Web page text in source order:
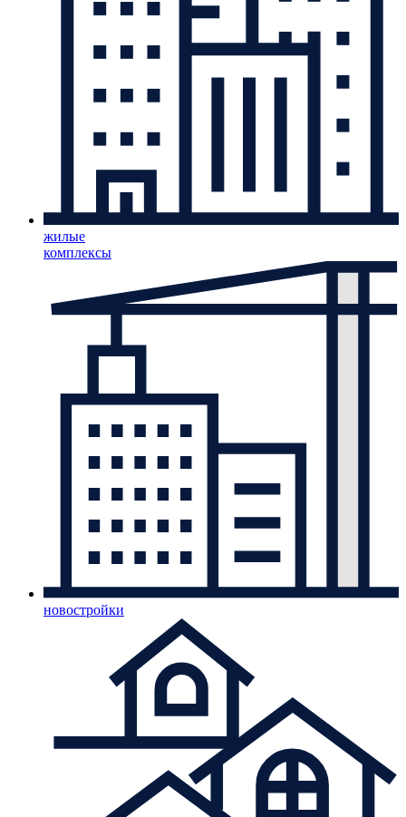
жилые
комплексы
новостройки